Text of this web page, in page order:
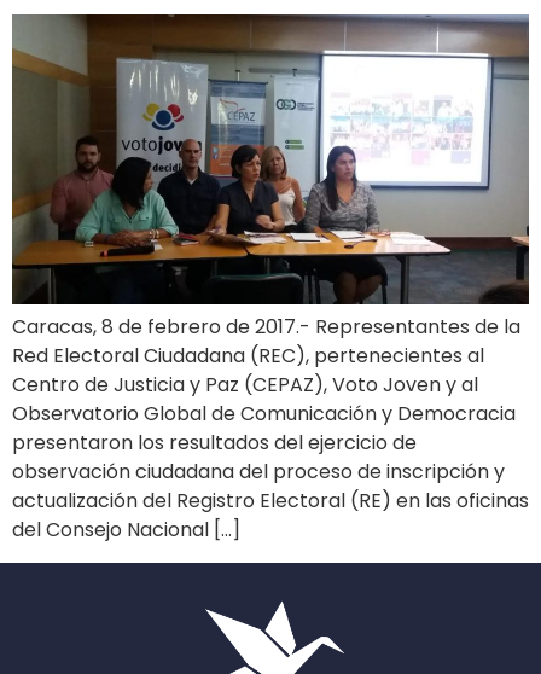
Caracas, 8 de febrero de 2017.- Representantes de la
Red Electoral Ciudadana (REC), pertenecientes al
Centro de Justicia y Paz (CEPAZ), Voto Joven y al
Observatorio Global de Comunicación y Democracia
presentaron los resultados del ejercicio de
observación ciudadana del proceso de inscripción y
actualización del Registro Electoral (RE) en las oficinas
del Consejo Nacional […]